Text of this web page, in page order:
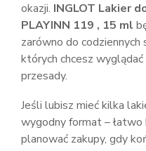
okazji. INGLOT Lakier
PLAYINN 119 , 15 ml
zarówno do
których chcesz wyglądać
przesady.
Jeśli lubisz mieć kilka
wygodny format –
planować zakupy, gdy